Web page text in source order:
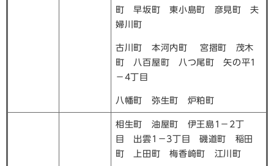
町 早坂町 東小島町 彦見町 夫
婦川町
古川町 本河内町 宮摺町 茂木
町 八百屋町 八つ尾町 矢の平1
－4丁目
八幡町 弥生町 炉粕町
相生町 油屋町 伊王島1－2丁
目 出雲1－3丁目 磯道町 稲田
町 上田町 梅香崎町 江川町